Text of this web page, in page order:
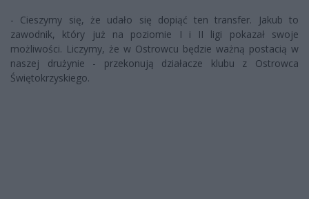
- Cieszymy się, że udało się dopiąć ten transfer. Jakub to
zawodnik, który już na poziomie I i II ligi pokazał swoje
możliwości. Liczymy, że w Ostrowcu będzie ważną postacią w
naszej drużynie - przekonują działacze klubu z Ostrowca
Świętokrzyskiego.